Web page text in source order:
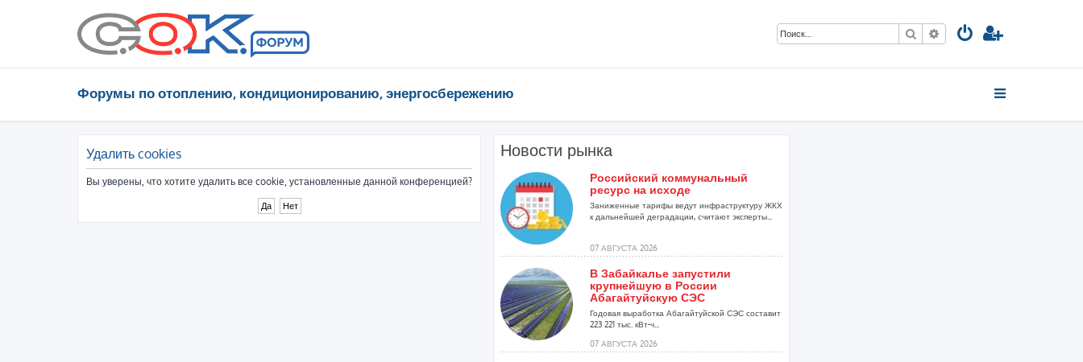
Поиск Расширенный поиск
Форумы по отоплению, кондиционированию, энергосбережению
Удалить cookies
Вы уверены, что хотите удалить все cookie, установленные данной конференцией?
Новости рынка
Российский коммунальный
ресурс на исходе
Заниженные тарифы ведут инфраструктуру ЖКХ
к дальнейшей деградации, считают эксперты...
07 АВГУСТА 2026
В Забайкалье запустили
крупнейшую в России
Абагайтуйскую СЭС
Годовая выработка Абагайтуйской СЭС составит
223 221 тыс. кВт-ч...
07 АВГУСТА 2026